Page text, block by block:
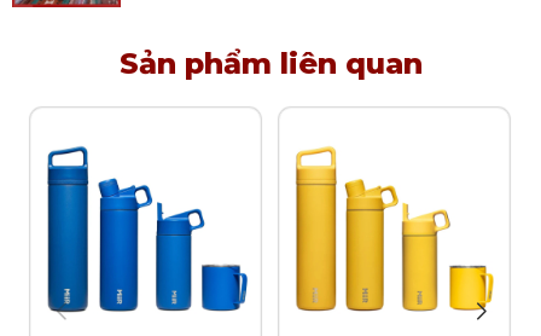
đồ uống nóng. Sản phẩm không thích hợp sử dụng
Sản phẩm liên quan